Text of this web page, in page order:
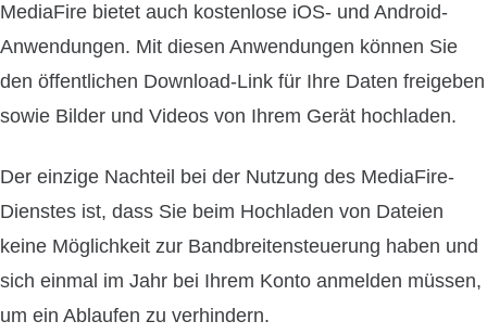
MediaFire bietet auch kostenlose iOS- und Android-
Anwendungen. Mit diesen Anwendungen können Sie
den öffentlichen Download-Link für Ihre Daten freigeben
sowie Bilder und Videos von Ihrem Gerät hochladen.
Der einzige Nachteil bei der Nutzung des MediaFire-
Dienstes ist, dass Sie beim Hochladen von Dateien
keine Möglichkeit zur Bandbreitensteuerung haben und
sich einmal im Jahr bei Ihrem Konto anmelden müssen,
um ein Ablaufen zu verhindern.